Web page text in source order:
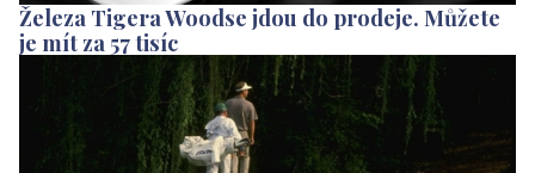
Železa Tigera Woodse jdou do prodeje. Můžete
je mít za 57 tisíc